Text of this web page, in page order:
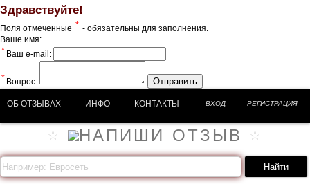
Здравствуйте!
Поля отмеченные * - обязательны для заполнения.
Ваше имя:
* Ваш e-mail:
* Вопрос: Отправить
ОБ ОТЗЫВАХ ИНФО КОНТАКТЫ ВХОД РЕГИСТРАЦИЯ